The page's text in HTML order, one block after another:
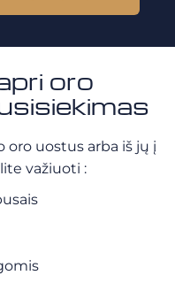
oro
oro uostus arba iš jų į
važiuoti :